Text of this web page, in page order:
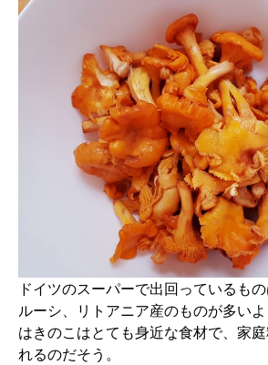
ドイツのスーパーで出回っているも
ルーシ、リトアニア産のものが多い
はきのこはとても身近な食材で、家
れるのだそう。